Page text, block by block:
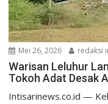
Mei 26, 2026 redaksi
Warisan Leluhur
Tokoh Adat Desak
Intisarinews.co.id —